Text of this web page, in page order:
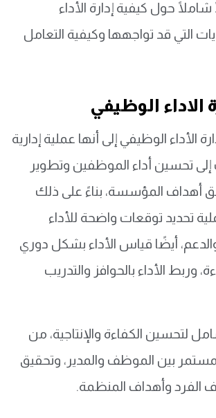
شاملًا حول كيفية إدارة الأداء
التي قد تواجهها وكيفية التعامل
الاداء الوظيفي
الأداء الوظيفي إلى أنها عملية إدارية
تحسين أداء الموظفين وتطوير
أهداف المؤسسة، بناءً على ذلك
تحديد توقعات واضحة للأداء
أيضًا قياس الأداء بشكل دوري
وربط الأداء بالحوافز والتدريب
لتحسين الكفاءة والإنتاجية، من
بين الموظف والمدير، وتحقيق
الفرد وأهداف المنظمة.